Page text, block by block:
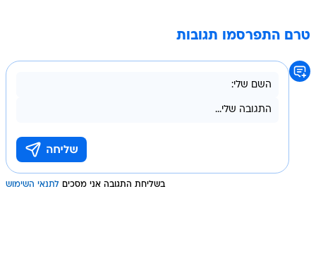
טרם התפרסמו תגובות
בשליחת התגובה אני מסכים לתנאי השימוש